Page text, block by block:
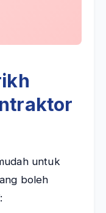
untuk
boleh